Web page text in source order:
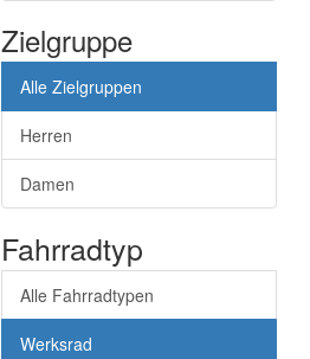
Zielgruppe
Alle Zielgruppen
Herren
Damen
Fahrradtyp
Alle Fahrradtypen
Werksrad